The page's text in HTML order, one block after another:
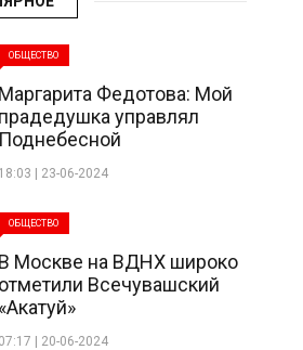
ОБЩЕСТВО
Маргарита Федотова: Мой
прадедушка управлял
Поднебесной
18:03 | 23-06-2024
ОБЩЕСТВО
В Москве на ВДНХ широко
отметили Всечувашский
«Акатуй»
07:17 | 20-06-2024